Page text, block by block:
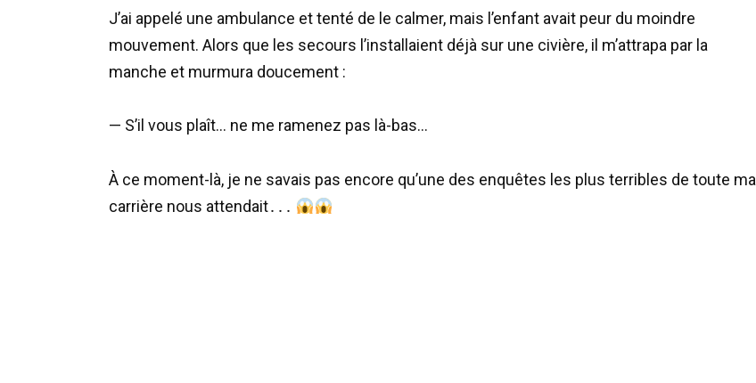
J’ai appelé une ambulance et tenté de le calmer, mais l’enfant avait peur du moindre
mouvement. Alors que les secours l’installaient déjà sur une civière, il m’attrapa par la
manche et murmura doucement :
— S’il vous plaît… ne me ramenez pas là-bas…
À ce moment-là, je ne savais pas encore qu’une des enquêtes les plus terribles de toute ma
carrière nous attendait․․․